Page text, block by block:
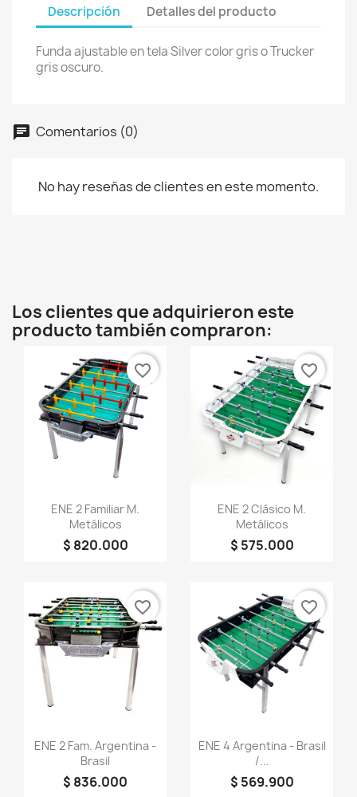
Descripción Detalles del producto
Funda ajustable en tela Silver color gris o Trucker
gris oscuro.
Comentarios (0)
No hay reseñas de clientes en este momento.
Los clientes que adquirieron este
producto también compraron:
Vista rápida
ENE 2 Familiar M.
Metálicos
$ 820.000
favorite_border
Vista rápida
ENE 2 Clásico M.
Metálicos
$ 575.000
favorite_border
Vista rápida
ENE 2 Fam. Argentina -
Brasil
$ 836.000
favorite_border
Vista rápida
ENE 4 Argentina - Brasil
/...
$ 569.900
favorite_border
×
Cancelar
Crear lista de deseos